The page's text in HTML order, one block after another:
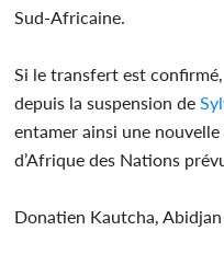
Sud-Africaine.
Si le transfert est
depuis la suspension de
entamer ainsi une
d’Afrique des Nations
Donatien Kautcha, Abidjan